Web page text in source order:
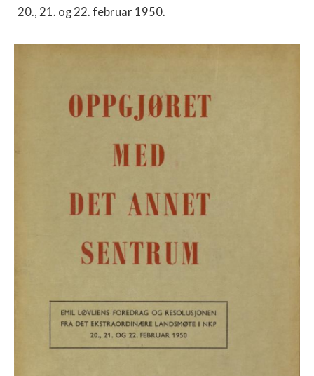
20., 21. og 22. februar 1950.